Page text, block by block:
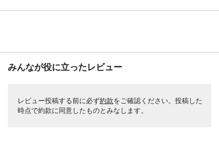
みんなが役に立ったレビュー
レビュー投稿する前に必ず約款をご確認ください。投稿した
時点で約款に同意したものとみなします。